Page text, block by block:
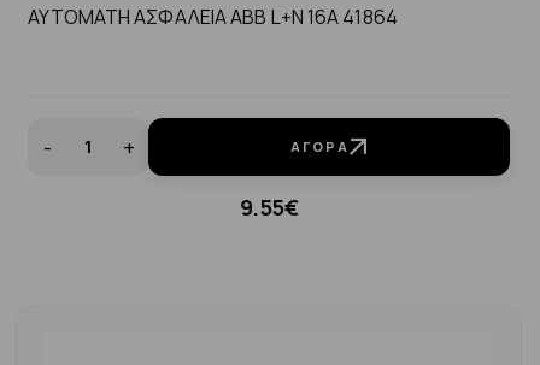
ΑΥΤΟΜΑΤΗ ΑΣΦΑΛΕΙΑ ABB L+N 16A 41864
- + ΑΓΟΡΆ
9.55€